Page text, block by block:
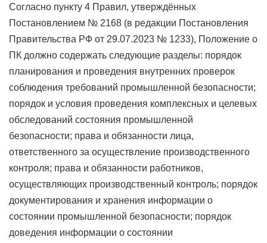
Согласно пункту 4 Правил, утверждённых
Постановлением № 2168 (в редакции Постановления
Правительства РФ от 29.07.2023 № 1233), Положение о
ПК должно содержать следующие разделы: порядок
планирования и проведения внутренних проверок
соблюдения требований промышленной безопасности;
порядок и условия проведения комплексных и целевых
обследований состояния промышленной
безопасности; права и обязанности лица,
ответственного за осуществление производственного
контроля; права и обязанности работников,
осуществляющих производственный контроль; порядок
документирования и хранения информации о
состоянии промышленной безопасности; порядок
доведения информации о состоянии